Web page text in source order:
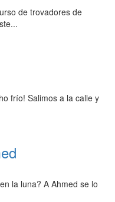
de trovadores de
frío! Salimos a la calle y
la luna? A Ahmed se lo